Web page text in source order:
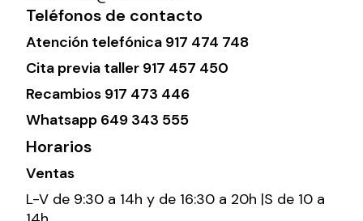
Teléfonos de contacto
Atención telefónica 917 474 748
Cita previa taller 917 457 450
Recambios 917 473 446
Whatsapp 649 343 555
Horarios
Ventas
L-V de 9:30 a 14h y de 16:30 a 20h |S de 10 a